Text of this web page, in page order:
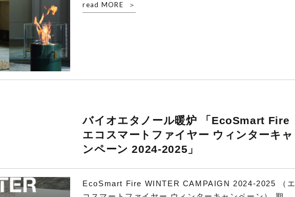
read MORE
バイオエタノール暖炉 「EcoSmart Fire
エコスマートファイヤー ウィンターキャ
ンペーン 2024-2025」
EcoSmart Fire WINTER CAMPAIGN 2024-2025 （エ